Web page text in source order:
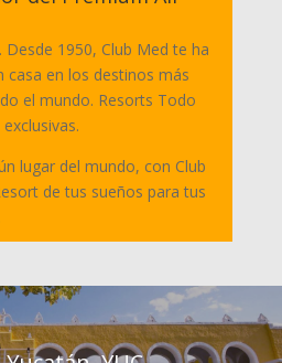
1950, Club Med te ha
en los destinos más
el mundo. Resorts Todo
lugar del mundo, con Club
de tus sueños para tus